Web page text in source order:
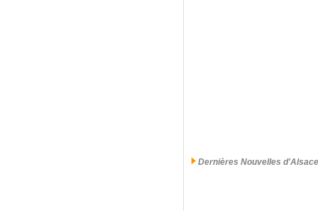
Dernières Nouvelles d'Alsace